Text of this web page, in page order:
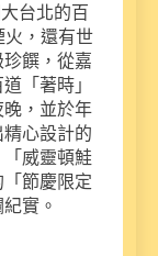
台北的百
，還有世
饌，從嘉
「著時」
，並於年
心設計的
威靈頓鮭
節慶限定
實。